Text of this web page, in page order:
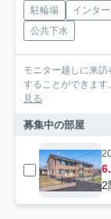
駐輪場 インタ
公共下水
モニター越しに来
することができま
見る
募集中の部屋
2